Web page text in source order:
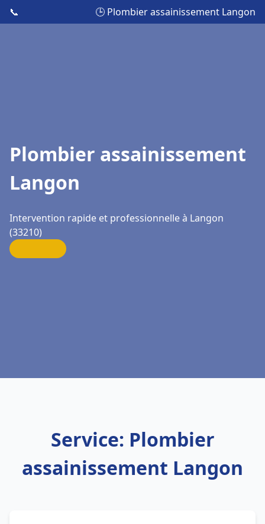
📞 🕒 Plombier assainissement Langon
Plombier assainissement
Langon
Intervention rapide et professionnelle à Langon
(33210)
Service: Plombier
assainissement Langon